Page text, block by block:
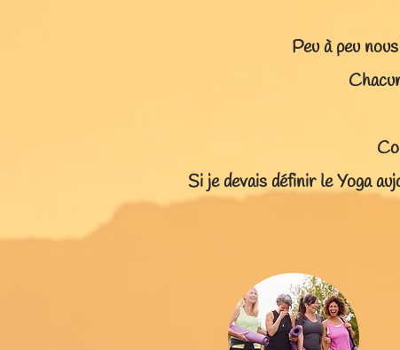
Peu à peu
Si je devais définir le Yoga